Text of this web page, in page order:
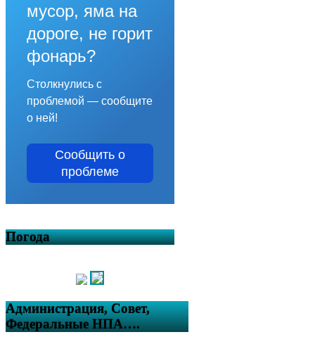
мусор, яма на
дороге, не горит
фонарь?
Столкнулись с
проблемой — сообщите
о ней!
Сообщить о
проблеме
Погода
Администрация, Совет,
Федеральные НПА….